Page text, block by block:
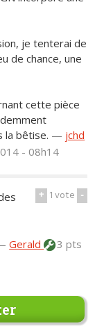
je tenterai de
de chance, une
cette pièce
la bêtise. — jchd
- 08h14
+ 1vote -
Gerald
3 pts